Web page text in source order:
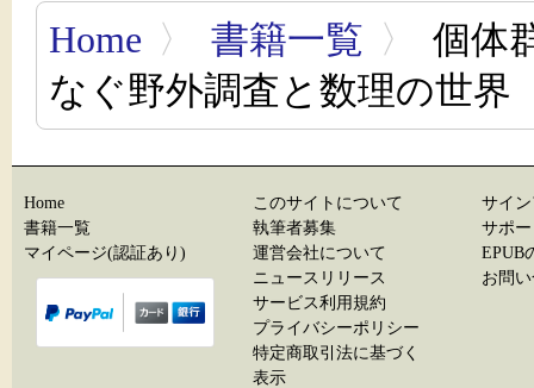
Home 〉 書籍一覧 〉
個体
なぐ野外調査と数理の世界
Home
書籍一覧
マイページ(認証あり)
このサイトについて
執筆者募集
運営会社について
ニュースリリース
サービス利用規約
プライバシーポリシー
特定商取引法に基づく
表示
サイ
サポ
EPUB
お問